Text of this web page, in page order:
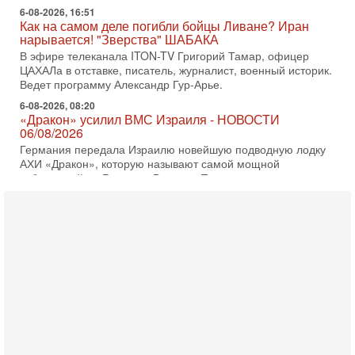
6-08-2026, 16:51
Как на самом деле погибли бойцы Ливане? Иран
нарывается! "Зверства" ШАБАКА
В эфире телеканала ITON-TV Григорий Тамар, офицер
ЦАХАЛа в отставке, писатель, журналист, военный историк.
Ведет программу Александр Гур-Арье.
6-08-2026, 08:20
«Дракон» усилил ВМС Израиля - НОВОСТИ
06/08/2026
Германия передала Израилю новейшую подводную лодку
АХИ «Дракон», которую называют самой мощной
субмариной на Ближнем Востоке. Передача прошла на